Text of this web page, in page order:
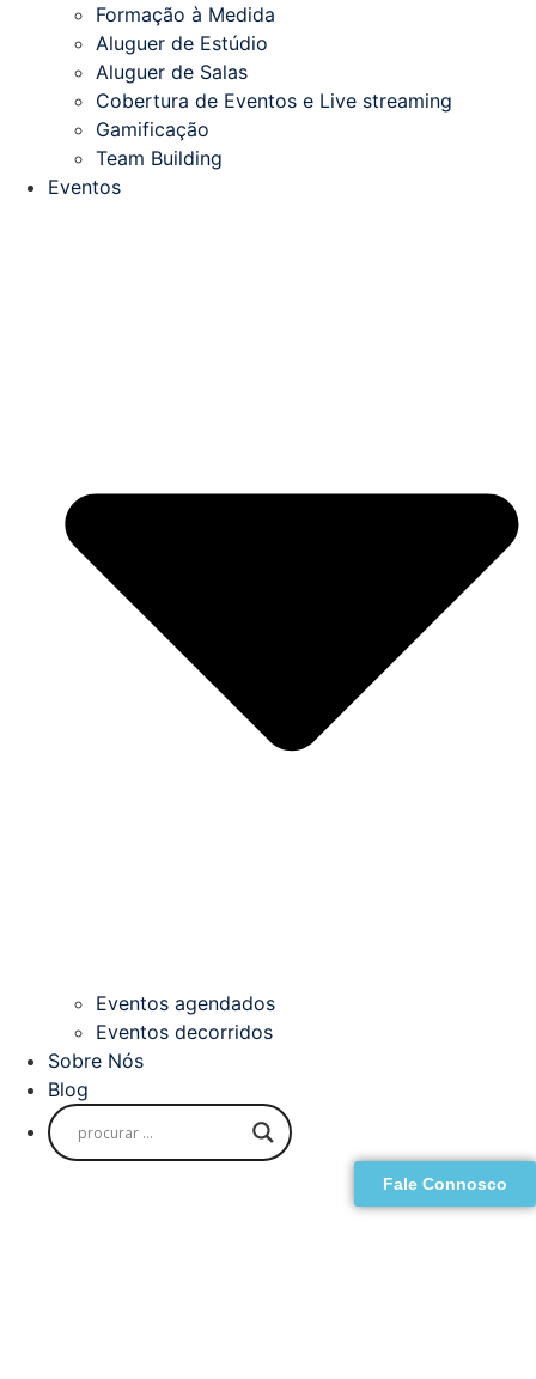
Formação à Medida
Aluguer de Estúdio
Aluguer de Salas
Cobertura de Eventos e Live streaming
Gamificação
Team Building
Eventos
Eventos agendados
Eventos decorridos
Sobre Nós
Blog
Fale Connosco